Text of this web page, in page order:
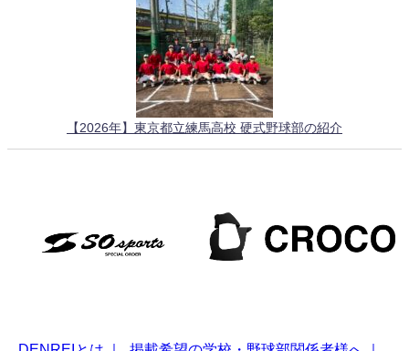
【2026年】東京都立練馬高校 硬式野球部の紹介